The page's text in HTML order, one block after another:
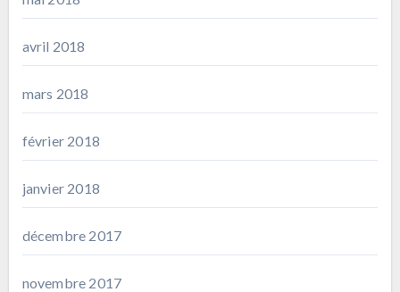
avril 2018
mars 2018
février 2018
janvier 2018
décembre 2017
novembre 2017